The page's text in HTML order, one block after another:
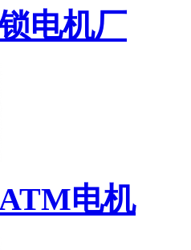
电机厂
电机